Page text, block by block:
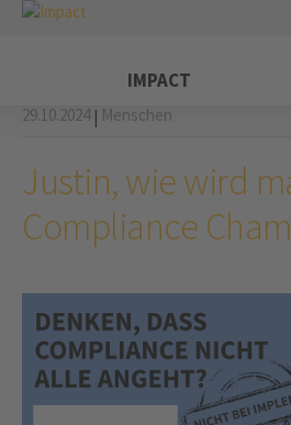
IMPACT
29.10.2024| Menschen
Justin, wie wird
Compliance